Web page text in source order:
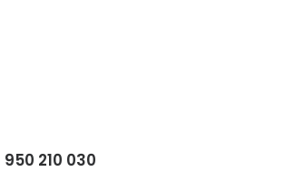
950 210 030